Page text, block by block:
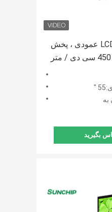
نمایشگر دیجیتالی LCD عمودی ، پخش
کننده LCD تبلیغاتی 450 سی دی / متر
"
بگیرید